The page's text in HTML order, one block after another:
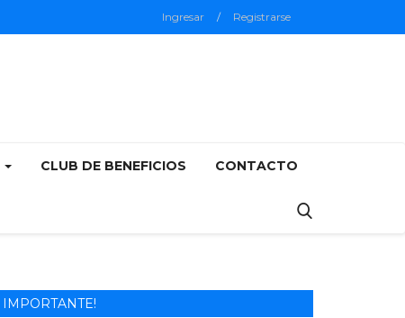
Ingresar / Registrarse
CLUB DE BENEFICIOS CONTACTO
IMPORTANTE!